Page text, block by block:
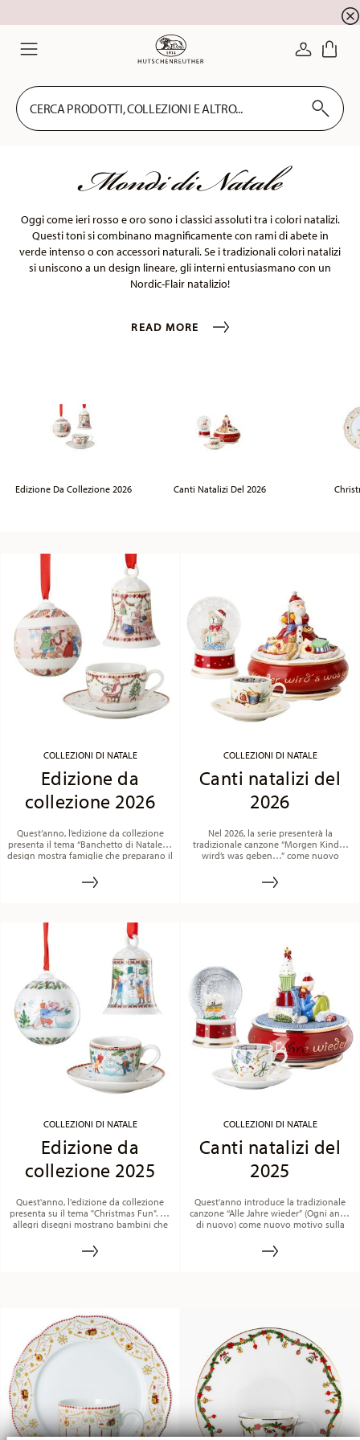
registrazione alla newsletter
ACCEDI
CERCA PRODOTTI, COLLEZIONI E ALTRO...
Mondi di Natale
Oggi come ieri rosso e oro sono i classici assoluti tra i colori natalizi.
Questi toni si combinano magnificamente con rami di abete in
verde intenso o con accessori naturali. Se i tradizionali colori natalizi
si uniscono a un design lineare, gli interni entusiasmano con un
Nordic-Flair natalizio!
READ MORE
Edizione Da Collezione 2026 Canti Natalizi Del 2026
COLLEZIONI DI NATALE
Edizione da
collezione 2026
Quest’anno, l’edizione da collezione
presenta il tema “Banchetto di Natale”. Il
design mostra famiglie che preparano il
e dalla preparazione dei biscotti fino
all’allestimento della tavola.
COLLEZIONI DI NATALE
Canti natalizi del
2026
Nel 2026, la serie presenterà la
tradizionale canzone “Morgen Kinder,
wird’s was geben…” come nuovo
della canzone riportato all’interno dei
bordi delle tazze, il raffinato decoro
COLLEZIONI DI NATALE
Edizione da
collezione 2025
Quest'anno, l'edizione da collezione
presenta su il tema "Christmas Fun". Gli
allegri disegni mostrano bambini che
oltre a costruire pupazzi di neve e igloo.
COLLEZIONI DI NATALE
Canti natalizi del
2025
Quest'anno introduce la tradizionale
canzone “Alle Jahre wieder” (Ogni anno
di nuovo) come nuovo motivo sulla
della canzone, delicate decorazioni con
vischio, stella di Betlemme, regali, nastri